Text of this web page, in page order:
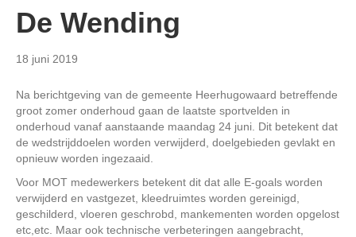
De Wending
18 juni 2019
Na berichtgeving van de gemeente Heerhugowaard betreffende
groot zomer onderhoud gaan de laatste sportvelden in
onderhoud vanaf aanstaande maandag 24 juni. Dit betekent dat
de wedstrijddoelen worden verwijderd, doelgebieden gevlakt en
opnieuw worden ingezaaid.
Voor MOT medewerkers betekent dit dat alle E-goals worden
verwijderd en vastgezet, kleedruimtes worden gereinigd,
geschilderd, vloeren geschrobd, mankementen worden opgelost
etc,etc. Maar ook technische verbeteringen aangebracht,